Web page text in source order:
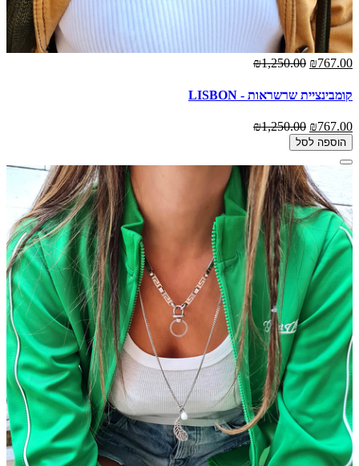
₪767.00
₪1,250.00
קומבינציית שרשראות - LISBON
₪767.00
₪1,250.00
הוספה לסל